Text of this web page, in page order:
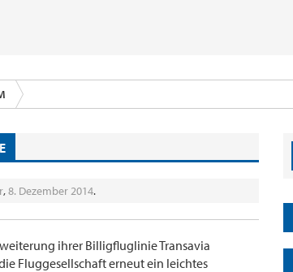
,8. Dezember 2014.
ihrer Billigfluglinie Transavia
Fluggesellschaft erneut ein leichtes